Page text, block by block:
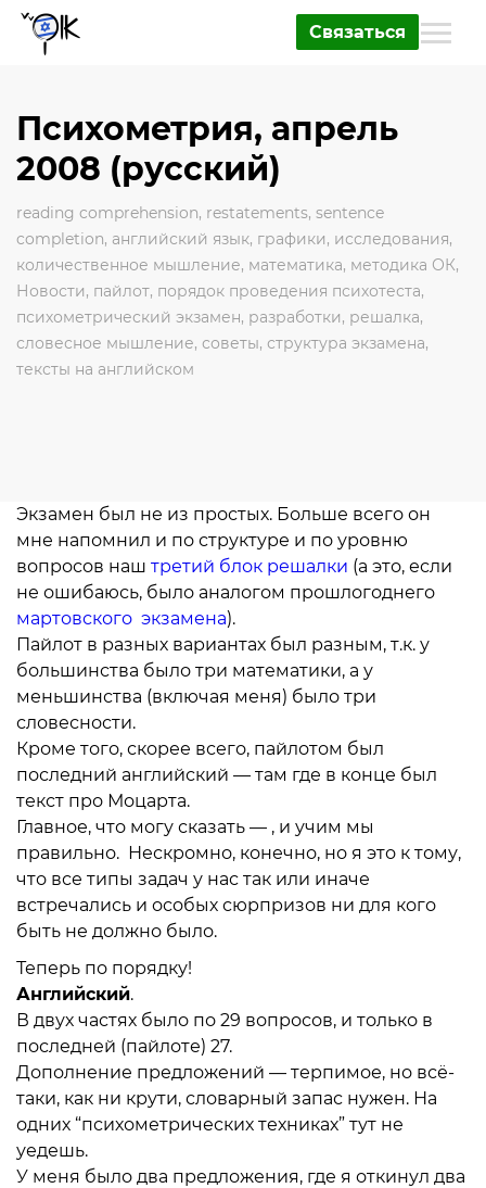
Связаться
Психометрия, апрель
2008 (русский)
reading comprehension, restatements, sentence
completion, английский язык, графики, исследования,
количественное мышление, математика, методика ОК,
Новости, пайлот, порядок проведения психотеста,
психометрический экзамен, разработки, решалка,
словесное мышление, советы, структура экзамена,
тексты на английском
Экзамен был не из простых. Больше всего он
мне напомнил и по структуре и по уровню
вопросов наш третий блок решалки (а это, если
не ошибаюсь, было аналогом прошлогоднего
мартовского экзамена).
Пайлот в разных вариантах был разным, т.к. у
большинства было три математики, а у
меньшинства (включая меня) было три
словесности.
Кроме того, скорее всего, пайлотом был
последний английский — там где в конце был
текст про Моцарта.
Главное, что могу сказать — , и учим мы
правильно. Нескромно, конечно, но я это к тому,
что все типы задач у нас так или иначе
встречались и особых сюрпризов ни для кого
быть не должно было.
Теперь по порядку!
Английский.
В двух частях было по 29 вопросов, и только в
последней (пайлоте) 27.
Дополнение предложений — терпимое, но всё-
таки, как ни крути, словарный запас нужен. На
одних “психометрических техниках” тут не
уедешь.
У меня было два предложения, где я откинул два